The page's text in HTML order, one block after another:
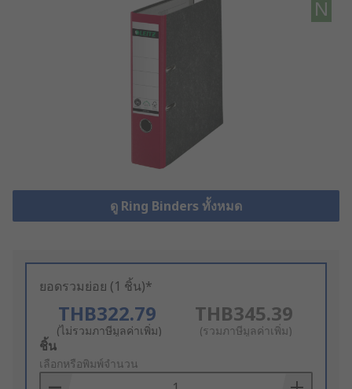
N
ดู Ring Binders ทั้งหมด
ยอดรวมย่อย (1 ชิ้น)*
THB322.79
(ไม่รวมภาษีมูลค่าเพิ่ม)
THB345.39
(รวมภาษีมูลค่าเพิ่ม)
Add
to
Basket
ชิ้น
เลือกหรือพิมพ์จำนวน